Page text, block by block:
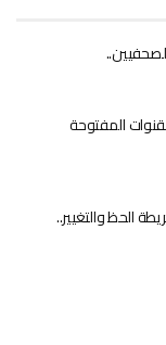
المفتوحة